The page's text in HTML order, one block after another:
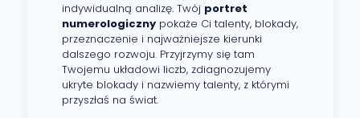
indywidualną analizę. Twój portret
numerologicznypokaże Ci talenty, blokady,
przeznaczenie i najważniejsze kierunki
dalszego rozwoju. Przyjrzymy się tam
Twojemu układowi liczb, zdiagnozujemy
ukryte blokady i nazwiemy talenty, z którymi
przyszłaś na świat.